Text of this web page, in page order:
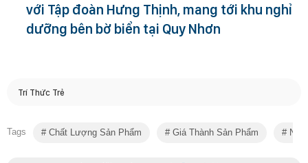
với Tập đoàn Hưng Thịnh, mang tới khu nghỉ
dưỡng bên bờ biển tại Quy Nhơn
Trí Thức Trẻ
Tags Chất Lượng Sản Phẩm Giá Thành Sản Phẩm